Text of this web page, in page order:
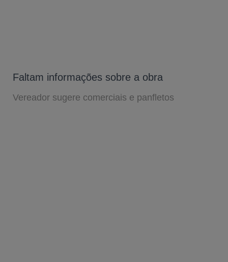
Faltam informações sobre a obra
Vereador sugere comerciais e panfletos